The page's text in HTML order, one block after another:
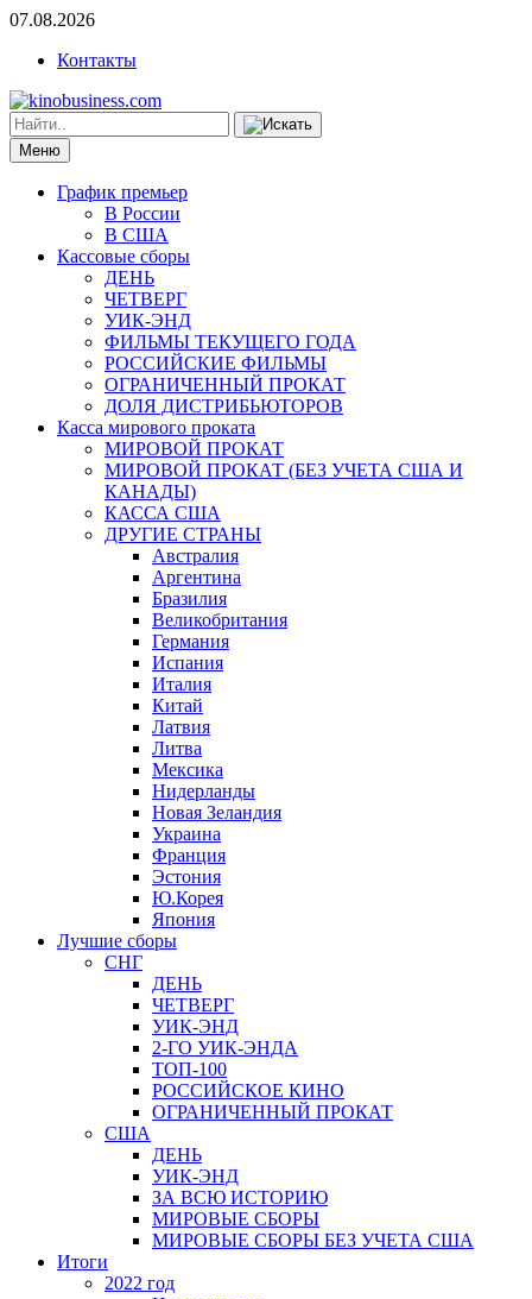
07.08.2026
Контакты
Меню
График премьер
В России
В США
Кассовые сборы
ДЕНЬ
ЧЕТВЕРГ
УИК-ЭНД
ФИЛЬМЫ ТЕКУЩЕГО ГОДА
РОССИЙСКИЕ ФИЛЬМЫ
ОГРАНИЧЕННЫЙ ПРОКАТ
ДОЛЯ ДИСТРИБЬЮТОРОВ
Касса мирового проката
МИРОВОЙ ПРОКАТ
МИРОВОЙ ПРОКАТ (БЕЗ УЧЕТА США И
КАНАДЫ)
КАССА США
ДРУГИЕ СТРАНЫ
Австралия
Аргентина
Бразилия
Великобритания
Германия
Испания
Италия
Китай
Латвия
Литва
Мексика
Нидерланды
Новая Зеландия
Украина
Франция
Эстония
Ю.Корея
Япония
Лучшие сборы
СНГ
ДЕНЬ
ЧЕТВЕРГ
УИК-ЭНД
2-ГО УИК-ЭНДА
ТОП-100
РОССИЙСКОЕ КИНО
ОГРАНИЧЕННЫЙ ПРОКАТ
США
ДЕНЬ
УИК-ЭНД
ЗА ВСЮ ИСТОРИЮ
МИРОВЫЕ СБОРЫ
МИРОВЫЕ СБОРЫ БЕЗ УЧЕТА США
Итоги
2022 год